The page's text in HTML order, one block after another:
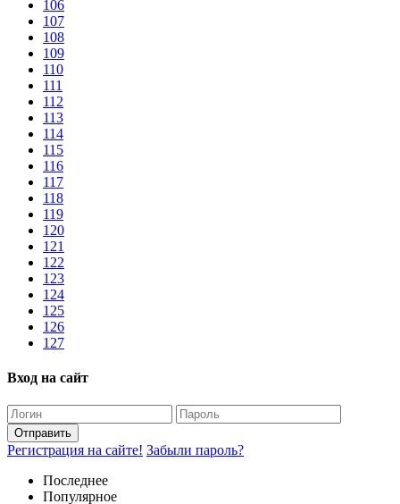
106
107
108
109
110
111
112
113
114
115
116
117
118
119
120
121
122
123
124
125
126
127
Вход на сайт
Отправить
Регистрация на сайте! Забыли пароль?
Последнее
Популярное